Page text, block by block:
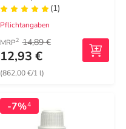
(1)
Pflichtangaben
MRP2 14,89 €
12,93 €
(862,00 €/1 l)
-7%4